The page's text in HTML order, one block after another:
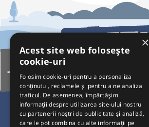
Pentru Călători
Curse autobuz
×
Acest site web folosește
cookie-uri
Folosim cookie-uri pentru a personaliza
conținutul, reclamele și pentru a ne analiza
traficul. De asemenea, împărtășim
informații despre utilizarea site-ului nostru
cu partenerii noștri de publicitate și analiză,
care le pot combina cu alte informații pe